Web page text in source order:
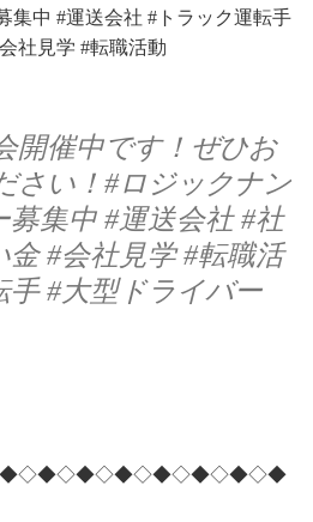
集中 #運送会社 #トラック運転手
社見学 #転職活動
開催中です！ぜひお
さい！#ロジックナン
募集中 #運送会社 #社
金 #会社見学 #転職活
手 #大型ドライバー